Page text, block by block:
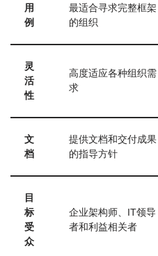
用
例
最适合寻求完整框架
的组织
灵
活
性
高度适应各种组织需
求
文
档
提供文档和交付成果
的指导方针
目
标
受
众
企业架构师、IT领导
者和利益相关者